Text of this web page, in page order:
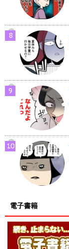
電子書籍